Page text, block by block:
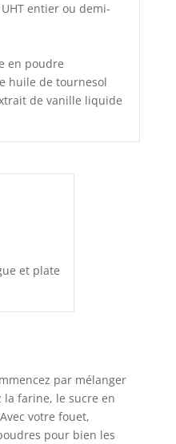
entier ou demi-
en poudre
huile de tournesol
de vanille liquide
et plate
par mélanger
la farine, le sucre en
votre fouet,
pour bien les